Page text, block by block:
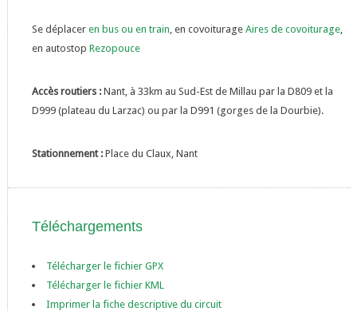
Se déplacer en bus ou en train, en covoiturage Aires de covoiturage,
en autostop Rezopouce
Accès routiers : Nant, à 33km au Sud-Est de Millau par la D809 et la
D999 (plateau du Larzac) ou par la D991 (gorges de la Dourbie).
Stationnement : Place du Claux, Nant
Téléchargements
Télécharger le fichier GPX
Télécharger le fichier KML
Imprimer la fiche descriptive du circuit